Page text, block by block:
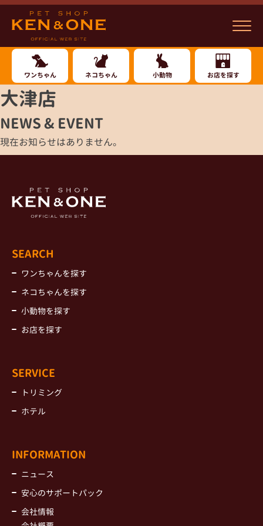
ワンちゃん ネコちゃん 小動物 お店を探す
大津店
NEWS & EVENT
現在お知らせはありません。
SEARCH
ワンちゃんを探す
ネコちゃんを探す
小動物を探す
お店を探す
SERVICE
トリミング
ホテル
INFORMATION
ニュース
安心のサポートパック
会社情報